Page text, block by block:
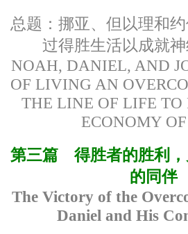
总题：挪亚、但以理和
过得胜生活以成就
NOAH, DANIEL, AND
OF LIVING AN
THE LINE OF LIFE
ECONOMY
第三篇 得胜者的胜利，
的同伴
The Victory of the
Daniel and His